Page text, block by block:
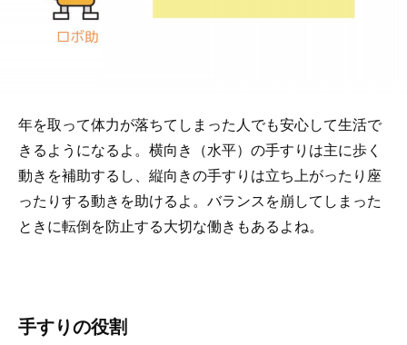
年を取って体力が落ちてしまった人でも安心して生活で
きるようになるよ。横向き（水平）の手すりは主に歩く
動きを補助するし、縦向きの手すりは立ち上がったり座
ったりする動きを助けるよ。バランスを崩してしまった
ときに転倒を防止する大切な働きもあるよね。
手すりの役割